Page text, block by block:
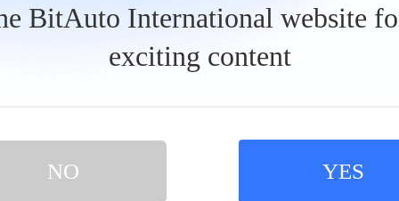
BitAuto International website
exciting content
NO YES
关注